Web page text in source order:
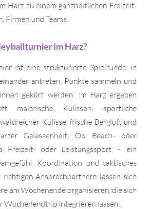
Harz zu einem ganzheitlichen Freizeit-
Firmen und Teams.
im Harz?
ist eine strukturierte Spielrunde, in
antreten, Punkte sammeln und
gekürt werden. Im Harz ergeben
malerische Kulissen: sportliche
Kulisse, frische Bergluft und
Gelassenheit. Ob Beach- oder
Freizeit- oder Leistungssport – ein
Koordination und taktisches
Ansprechpartnern lassen sich
am Wochenende organisieren, die sich
Wochenendtrip integrieren lassen.